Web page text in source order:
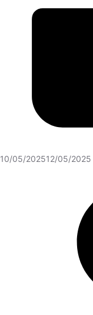
10/05/202512/05/2025